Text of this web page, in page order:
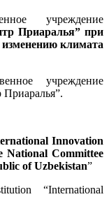
учреждение
Приаралья” при
климата
учреждение
Innovation
National Committee
of Uzbekistan”
“International